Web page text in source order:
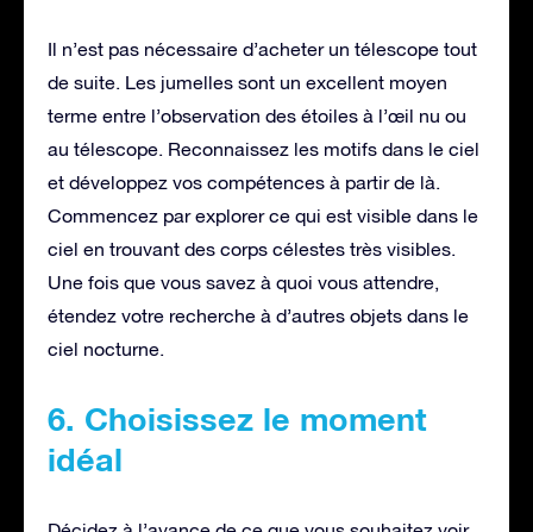
Il n’est pas nécessaire d’acheter un télescope tout
de suite. Les jumelles sont un excellent moyen
terme entre l’observation des étoiles à l’œil nu ou
au télescope. Reconnaissez les motifs dans le ciel
et développez vos compétences à partir de là.
Commencez par explorer ce qui est visible dans le
ciel en trouvant des corps célestes très visibles.
Une fois que vous savez à quoi vous attendre,
étendez votre recherche à d’autres objets dans le
ciel nocturne.
6. Choisissez le moment
idéal